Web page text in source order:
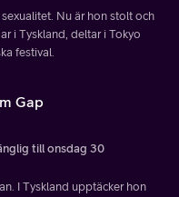
Nu är hon stolt och
i Tyskland, deltar i Tokyo
festival.
Gap
till onsdag 30
I Tyskland upptäcker hon